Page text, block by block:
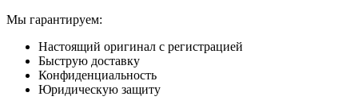
Мы гарантируем:
Настоящий оригинал с регистрацией
Быструю доставку
Конфиденциальность
Юридическую защиту